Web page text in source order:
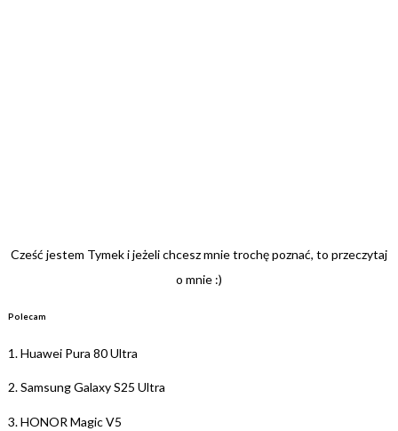
Cześć jestem Tymek i jeżeli chcesz mnie trochę poznać, to przeczytaj
o mnie :)
Polecam
1.Huawei Pura 80 Ultra
2.Samsung Galaxy S25 Ultra
3.HONOR Magic V5